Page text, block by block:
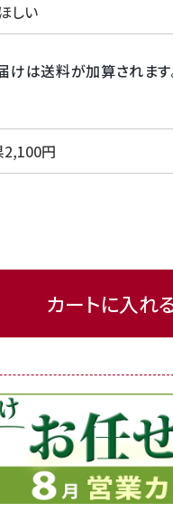
は送料が加算されます
カートに入れ